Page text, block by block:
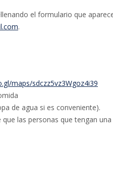
el formulario que
.
maps/sdczz5vz3Wgoz4i39
de agua si es conveniente).
las personas que tengan